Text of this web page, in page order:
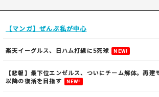
【マンガ】ぜんぶ私が中心
楽天イーグルス、日ハム打線に5死球 NEW!
【悲報】最下位エンゼルス、ついにチーム解体。再建
以降の復活を目指す
NEW!